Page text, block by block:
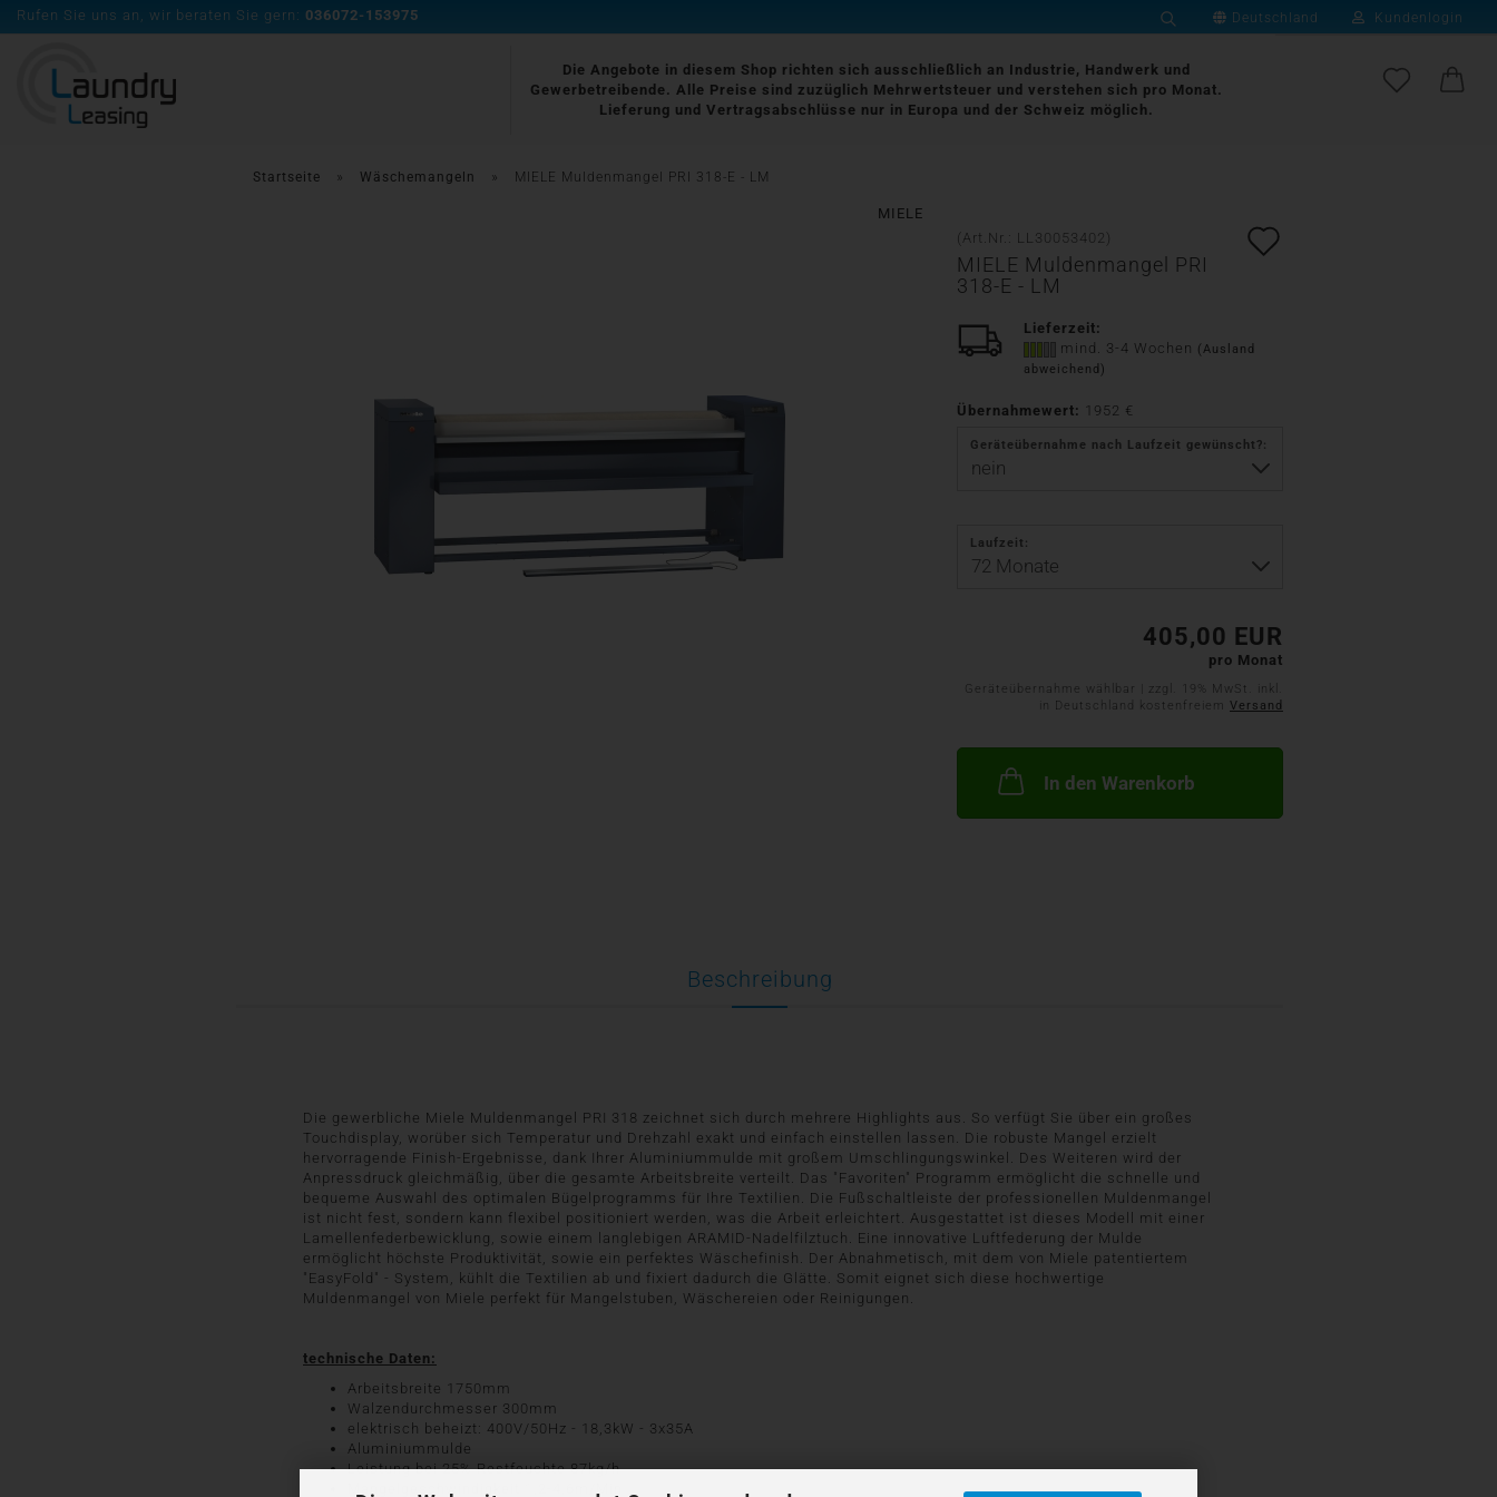
Deutschland
Lieferland
Kundenlogin
Passwort vergessen?
Rufen Sie uns an, wir beraten Sie gern: 036072-153975
Die Angebote in diesem Shop richten sich ausschließlich an Industrie, Handwerk und
Gewerbetreibende. Alle Preise sind zuzüglich Mehrwertsteuer und verstehen sich pro Monat.
Lieferung und Vertragsabschlüsse nur in Europa und der Schweiz möglich.
Startseite » Wäschemangeln » MIELE Muldenmangel PRI 318-E - LM
MIELE
(Art.Nr.: LL30053402 )
MIELE Muldenmangel PRI
318-E - LM
Lieferzeit:
mind. 3-4 Wochen (Ausland
abweichend)
Übernahmewert: 1952 €
Geräteübernahme nach Laufzeit gewünscht?:
Laufzeit:
405,00 EUR
pro Monat
Geräteübernahme wählbar | zzgl. 19% MwSt. inkl.
in Deutschland kostenfreiem Versand
In den Warenkorb
Beschreibung
Die gewerbliche Miele Muldenmangel PRI 318 zeichnet sich durch mehrere Highlights aus. So verfügt Sie über ein großes
Touchdisplay, worüber sich Temperatur und Drehzahl exakt und einfach einstellen lassen. Die robuste Mangel erzielt
hervorragende Finish-Ergebnisse, dank Ihrer Aluminiummulde mit großem Umschlingungswinkel. Des Weiteren wird der
Anpressdruck gleichmäßig, über die gesamte Arbeitsbreite verteilt. Das "Favoriten" Programm ermöglicht die schnelle und
bequeme Auswahl des optimalen Bügelprogramms für Ihre Textilien. Die Fußschaltleiste der professionellen Muldenmangel
ist nicht fest, sondern kann flexibel positioniert werden, was die Arbeit erleichtert. Ausgestattet ist dieses Modell mit einer
Lamellenfederbewicklung, sowie einem langlebigen ARAMID-Nadelfilztuch. Eine innovative Luftfederung der Mulde
ermöglicht höchste Produktivität, sowie ein perfektes Wäschefinish. Der Abnahmetisch, mit dem von Miele patentiertem
"EasyFold" - System, kühlt die Textilien ab und fixiert dadurch die Glätte. Somit eignet sich diese hochwertige
Muldenmangel von Miele perfekt für Mangelstuben, Wäschereien oder Reinigungen.
technische Daten:
Arbeitsbreite 1750mm
Walzendurchmesser 300mm
elektrisch beheizt: 400V/50Hz - 18,3kW - 3x35A
Aluminiummulde
Leistung bei 25% Restfeuchte 87kg/h